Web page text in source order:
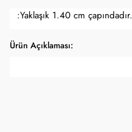
:Yaklaşık 1.40 cm çapındadır.
Ürün Açıklaması: